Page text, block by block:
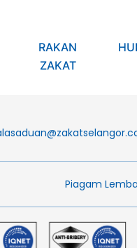
RAKAN
ZAKAT
Piagam